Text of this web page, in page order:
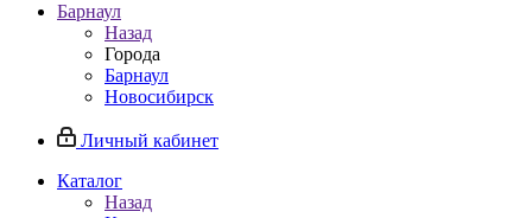
Барнаул
Назад
Города
Барнаул
Новосибирск
Личный кабинет
Каталог
Назад